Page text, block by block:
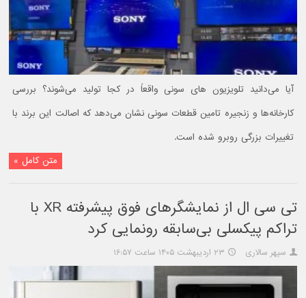
آیا می‌دانید تلویزیون های سونی واقعاً در کجا تولید می‌شوند؟ بررسی
کارخانه‌ها و زنجیره تامین قطعات سونی نشان می‌دهد که اصالت این برند با
تغییرات بزرگی روبرو شده است.
متن کامل »
تی سی ال از نمایشگرهای فوق پیشرفته XR با
تراکم پیکسلی بی‌سابقه رونمایی کرد
سپهر سالاری ۲۳ اردیبهشت ۱۴۰۵ ساعت ۱۶:۵۷